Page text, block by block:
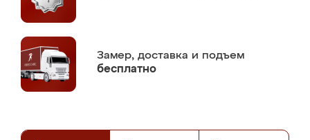
Замер, доставка и подъем
бесплатно